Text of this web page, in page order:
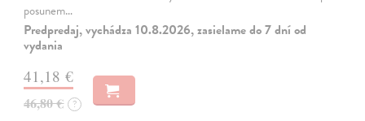
posunem…
Predpredaj, vychádza 10.8.2026, zasielame do 7 dní od
vydania
41,18 €
46,80 € ?